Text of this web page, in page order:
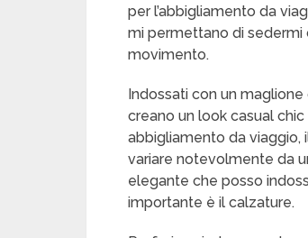
per l’abbigliamento da
mi permettano di
movimento.
Indossati con un
creano un look casual
abbigliamento da
variare notevolmente da
elegante che posso
importante è il calzature.